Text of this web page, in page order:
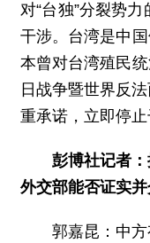
对“台独”分裂势
干涉。台湾是中
本曾对台湾殖民
日战争暨世界反
重承诺，立即停
彭博社记者
外交部能否证实
郭嘉昆：中